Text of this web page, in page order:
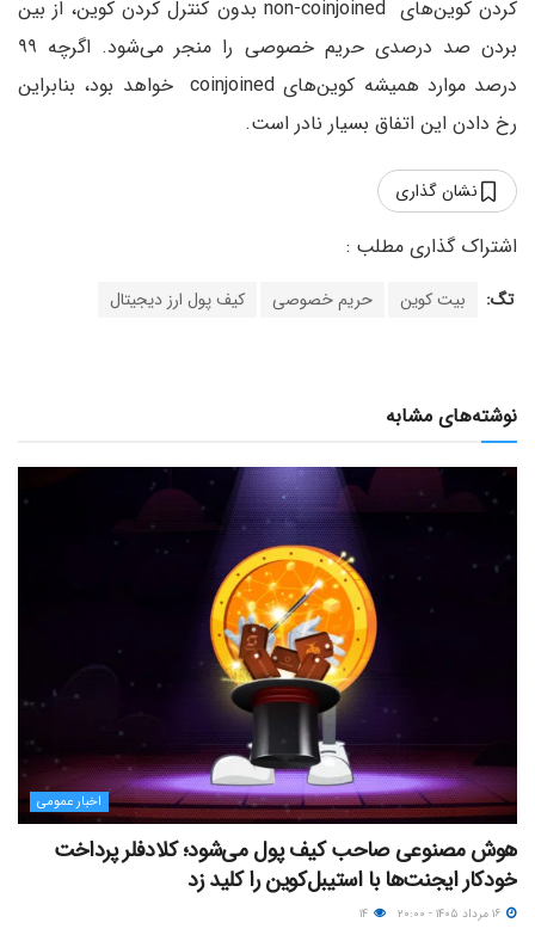
کردن کوین‌های non-coinjoined بدون کنترل کردن کوین، از بین
بردن صد درصدی حریم خصوصی را منجر می‌شود. اگرچه ۹۹
درصد موارد همیشه کوین‌های coinjoined خواهد بود، بنابراین
رخ دادن این اتفاق بسیار نادر است.
نشان گذاری
تگ: بیت کوین حریم خصوصی کیف پول ارز دیجیتال
نوشته‌های مشابه
اخبار عمومی
هوش مصنوعی صاحب کیف پول می‌شود؛ کلادفلر پرداخت
خودکار ایجنت‌ها با استیبل‌کوین را کلید زد